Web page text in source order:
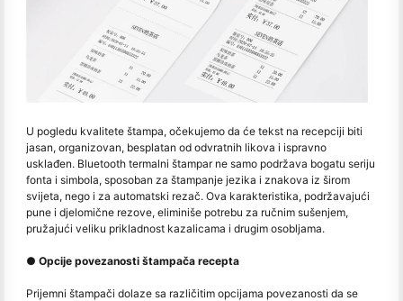
U pogledu kvalitete štampa, očekujemo da će tekst na recepciji biti
jasan, organizovan, besplatan od odvratnih likova i ispravno
usklađen. Bluetooth termalni štampar ne samo podržava bogatu seriju
fonta i simbola, sposoban za štampanje jezika i znakova iz širom
svijeta, nego i za automatski rezač. Ova karakteristika, podržavajući
pune i djelomične rezove, eliminiše potrebu za ručnim sušenjem,
pružajući veliku prikladnost kazalicama i drugim osobljama.
● Opcije povezanosti štampača recepta
Prijemni štampači dolaze sa različitim opcijama povezanosti da se